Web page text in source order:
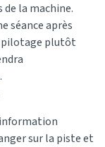
la machine.
séance après
pilotage plutôt
sur la piste et